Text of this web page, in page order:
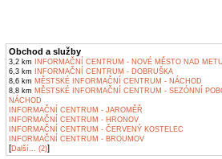
Obchod a služby
3,2 km INFORMAČNÍ CENTRUM - NOVÉ MĚSTO NAD
6,3 km INFORMAČNÍ CENTRUM - DOBRUŠKA
8,6 km MĚSTSKÉ INFORMAČNÍ CENTRUM - NÁCHOD
8,8 km MĚSTSKÉ INFORMAČNÍ CENTRUM - SEZÓNNÍ
NÁCHOD
INFORMAČNÍ CENTRUM - JAROMĚŘ
INFORMAČNÍ CENTRUM - HRONOV
INFORMAČNÍ CENTRUM - ČERVENÝ KOSTELEC
INFORMAČNÍ CENTRUM - BROUMOV
[Další... (2)]